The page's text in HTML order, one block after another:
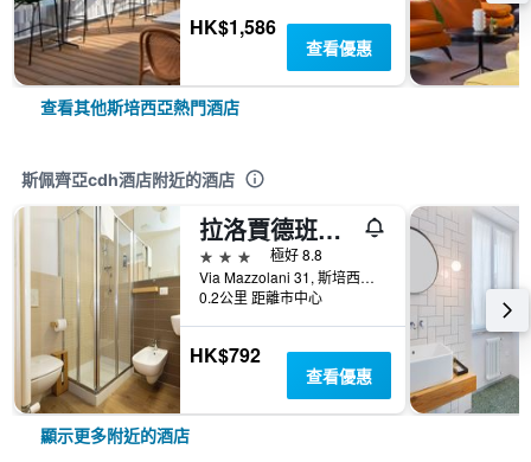
HK$1,586
查看優惠
查看其他斯培西亞熱門酒店
斯佩齊亞cdh酒店附近的酒店
拉洛賈德班馳旅館
3星級
極好 8.8
Via Mazzolani 31, 斯培西亞, 拉斯佩齊亞, 義大利
0.2公里 距離市中心
HK$792
查看優惠
顯示更多附近的酒店